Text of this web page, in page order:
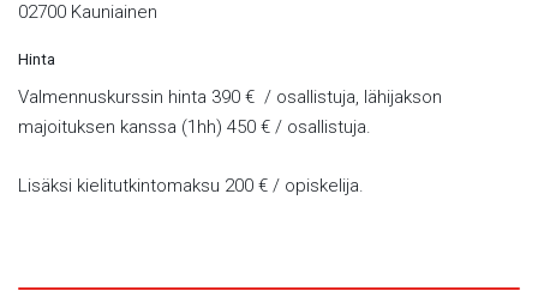
02700 Kauniainen
Hinta
Valmennuskurssin hinta 390 € / osallistuja, lähijakson
majoituksen kanssa (1hh) 450 € / osallistuja.
Lisäksi kielitutkintomaksu 200 € / opiskelija.